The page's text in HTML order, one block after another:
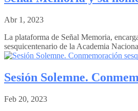
Abr 1, 2023
La plataforma de Señal Memoria,
sesquicentenario de la Academia
Sesión Solemne.
Feb 20, 2023